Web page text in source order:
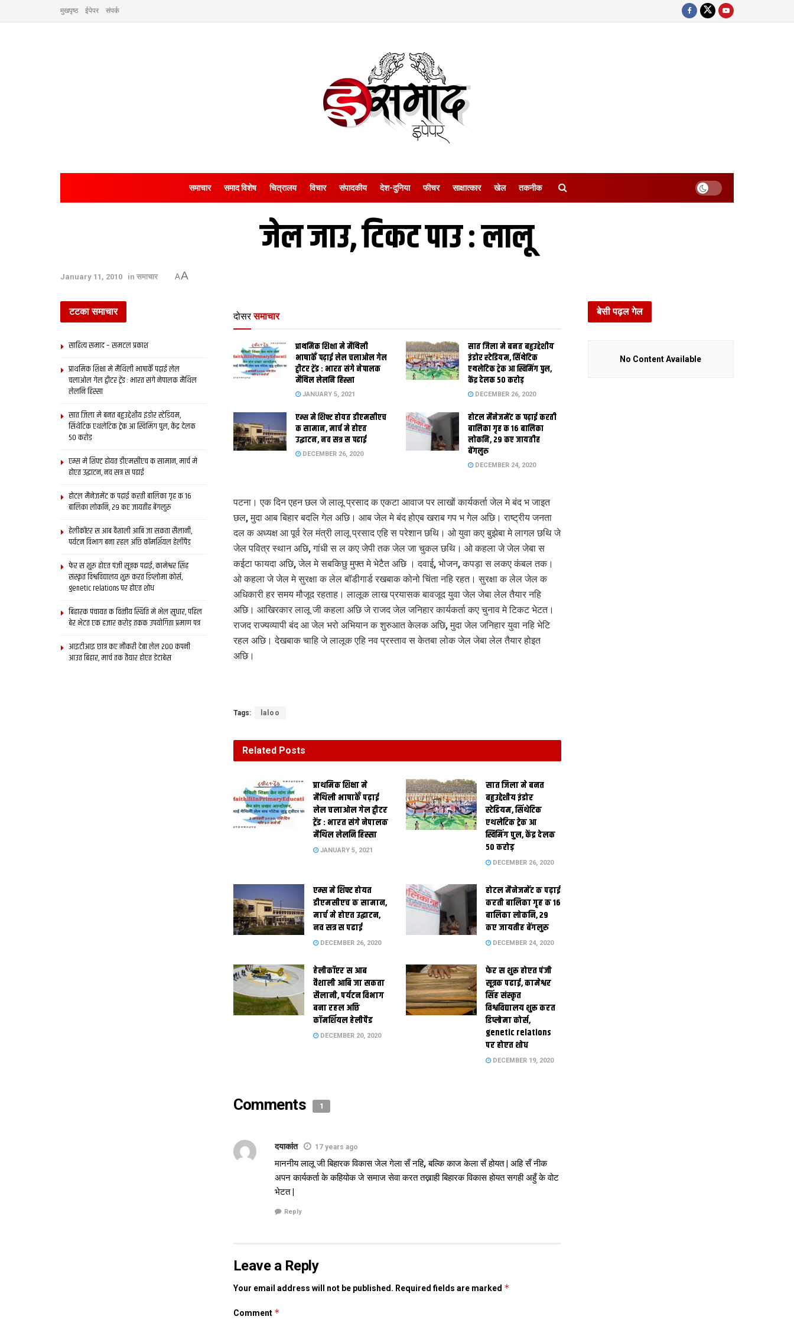
मुखपृष्ठ ईपेपर संपर्क
समाचार समाद विशेष चित्रालय विचार संपादकीय देश-दुनिया फीचर साक्षात्‍कार खेल तकनीक
जेल जाउ, टिकट पाउ : लालू
January 11, 2010 in समाचार AA
दोसर समाचार
प्राथमिक शि‍क्षा मे मैथि‍ली
भाषाकेँ पढ़ाई लेल चलाओल गेल
ट्वीटर ट्रेंड : भारत संगे नेपालक
मैथिल लेलनि हिस्सा
JANUARY 5, 2021
सात जिला मे बनत बहुउद्देशीय
इंडोर स्‍टेडि‍यम, सिंथेटिक
एथलेटिक ट्रेक आ स्विमिंग पुल,
केंद्र देलक 50 करोड़
DECEMBER 26, 2020
एम्स मे शिफ्ट होयत डीएमसीएच
क सामान, मार्च मे होएत
उद्घाटन, नव सत्र स पढाई
DECEMBER 26, 2020
होटल मैनेजमेंट क पढ़ाई करती
बालिका गृह क 16 बालिका
लोकनि, 29 कए जायतीह
बेंगलुरु
DECEMBER 24, 2020
पटना। एक दिन एहन छल जे लालू प्रसाद क एकटा आवाज पर लाखों कार्यकर्ता जेल मे बंद भ जाइत
छल, मुदा आब बिहार बदलि गेल अछि। आब जेल मे बंद होएब खराब गप भ गेल अछि। राष्ट्रीय जनता
दल क अध्यक्ष आ पूर्व रेल मंत्री लालू प्रसाद एहि स परेशान छथि। ओ युवा कए बुझेबा मे लागल छथि जे
जेल पवित्र स्थान अछि, गांधी स ल कए जेपी तक जेल जा चुकल छथि। ओ कहला जे जेल जेबा स
कईटा फायदा अछि, जेल मे सबकिछु मुफ्त मे भेटैत अछि । दवाई, भोजन, कपड़ा स लकए कंबल तक।
ओ कहला जे जेल मे सुरक्षा क लेल बॉडीगार्ड रखबाक कोनो चिंता नहि रहत। सुरक्षा क लेल जेल क
अधिकारी हर समय मौजूद रहताह। लालूक लाख प्रयासक बावजूद युवा जेल जेबा लेल तैयार नहि
अछि। आखिरकार लालू जी कहला अछि जे राजद जेल जनिहार कार्यकर्ता कए चुनाव मे टिकट भेटत।
राजद राज्यव्यापी बंद आ जेल भरो अभियान क शुरुआत केलक अछि, मुदा जेल जनिहार युवा नहि भेटि
रहल अछि। देखबाक चाहि जे लालूक एहि नव प्रस्ताव स केतबा लोक जेल जेबा लेल तैयार होइत
अछि।
Tags: laloo
Related Posts
प्राथमिक शि‍क्षा मे
मैथि‍ली भाषाकेँ पढ़ाई
लेल चलाओल गेल ट्वीटर
ट्रेंड : भारत संगे नेपालक
मैथिल लेलनि हिस्सा
JANUARY 5, 2021
सात जिला मे बनत
बहुउद्देशीय इंडोर
स्‍टेडि‍यम, सिंथेटिक
एथलेटिक ट्रेक आ
स्विमिंग पुल, केंद्र देलक
50 करोड़
DECEMBER 26, 2020
एम्स मे शिफ्ट होयत
डीएमसीएच क सामान,
मार्च मे होएत उद्घाटन,
नव सत्र स पढाई
DECEMBER 26, 2020
होटल मैनेजमेंट क पढ़ाई
करती बालिका गृह क 16
बालिका लोकनि, 29
कए जायतीह बेंगलुरु
DECEMBER 24, 2020
हेलीकॉप्टर स आब
वैशाली आबि जा सकता
सैलानी, पर्यटन विभाग
बना रहल अछि
कॉमर्शियल हेलीपैड
DECEMBER 20, 2020
फेर स शुरू होएत पंजी
सूत्रक पढाई, कामेश्वर
सिंह संस्कृत
विश्वविद्यालय शुरू करत
डिप्लोमा कोर्स,
genetic relations
पर होएत शोध
DECEMBER 19, 2020
Comments 1
दयाकांत 17 years ago
माननीय लालू जी बिहारक विकास जेल गेला सँ नहि, बल्कि काज केला सँ होयत | अहि सँ नीक
अपन कार्यकर्ता के कहियोक जे समाज सेवा करत तख्नाही बिहारक विकास होयत सगही अहुँ के वोट
भेटत |
Reply
Leave a Reply
Your email address will not be published. Required fields are marked *
Comment *
टटका समाचार
साहित्य समाद – समटल प्रकाश
प्राथमिक शि‍क्षा मे मैथि‍ली भाषाकेँ पढ़ाई लेल
चलाओल गेल ट्वीटर ट्रेंड : भारत संगे नेपालक मैथिल
लेलनि हिस्सा
सात जिला मे बनत बहुउद्देशीय इंडोर स्‍टेडि‍यम,
सिंथेटिक एथलेटिक ट्रेक आ स्विमिंग पुल, केंद्र देलक
50 करोड़
एम्स मे शिफ्ट होयत डीएमसीएच क सामान, मार्च मे
होएत उद्घाटन, नव सत्र स पढाई
होटल मैनेजमेंट क पढ़ाई करती बालिका गृह क 16
बालिका लोकनि, 29 कए जायतीह बेंगलुरु
हेलीकॉप्टर स आब वैशाली आबि जा सकता सैलानी,
पर्यटन विभाग बना रहल अछि कॉमर्शियल हेलीपैड
फेर स शुरू होएत पंजी सूत्रक पढाई, कामेश्वर सिंह
संस्कृत विश्वविद्यालय शुरू करत डिप्लोमा कोर्स,
genetic relations पर होएत शोध
बिहारक पंचायत क वित्‍तीय स्थिति मे भेल सुधार, पहिल
बेर भेटत एक हजार करोड़ तकक उपयोगिता प्रमाण पत्र
आइटीआइ छात्र कए नौकरी देबा लेल 200 कंपनी
आउत बिहार, मार्च तक तैयार होएत डेटाबेस
बेसी पढ़ल गेल
No Content Available